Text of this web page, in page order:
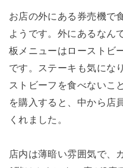
お店の外にある券売機で
ようです。外にあるなん
板メニューはローストビ
です。ステーキも気にな
ストビーフを食べないこ
を購入すると、中から店
くれました。
店内は薄暗い雰囲気で、